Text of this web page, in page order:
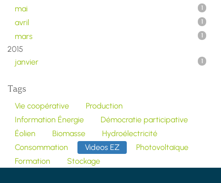
mai 1
avril 1
mars 1
2015
janvier
1
Tags
Vie coopérative
Production
Information Énergie
Démocratie participative
Éolien
Biomasse
Hydroélectricité
Consommation
Videos EZ
Photovoltaïque
Formation
Stockage